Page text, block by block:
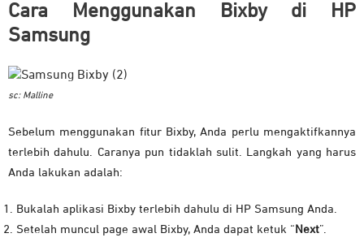
Cara Menggunakan Bixby di HP
Samsung
sc: Malline
Sebelum menggunakan fitur Bixby, Anda perlu mengaktifkannya
terlebih dahulu. Caranya pun tidaklah sulit. Langkah yang harus
Anda lakukan adalah:
Bukalah aplikasi Bixby terlebih dahulu di HP Samsung Anda.
Setelah muncul page awal Bixby, Anda dapat ketuk “Next”.